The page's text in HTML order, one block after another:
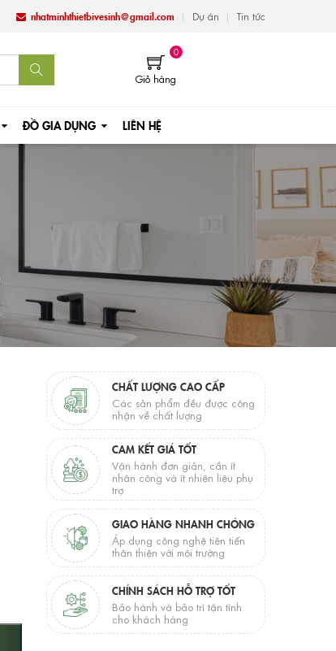
nhatminhthietbivesinh@gmail.com Dự án Tin tức
0
Giỏ hàng
ĐỒ GIA DỤNG LIÊN HỆ
CHẤT LƯỢNG CAO CẤP
Các sản phẩm đều được công
nhận về chất lượng
CAM KẾT GIÁ TỐT
Vận hành đơn giản, cần ít
nhân công và ít nhiên liệu phụ
trợ
GIAO HÀNG NHANH CHÓNG
Áp dụng công nghệ tiên tiến
thân thiện với môi trường
CHÍNH SÁCH HỖ TRỢ TỐT
Bảo hành và bảo trì tận tình
cho khách hàng